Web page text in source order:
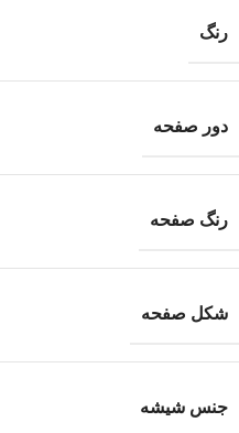
رنگ
دور صفحه
رنگ صفحه
شکل صفحه
جنس شیشه